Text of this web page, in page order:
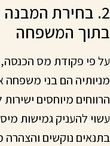
2. בחירת
בתוך המשפחה
על פי פקודת מס הכנסה,
מניותיה הם בני
הרווחים מיוחסים
עשוי להעניק גמישות
בתנאים נוקשים והצהרה